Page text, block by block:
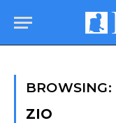
BROWSING:
ZIO